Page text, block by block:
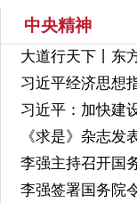
中央精神
大道行天下丨东
习近平经济思想
习近平：加快建
《求是》杂志发
李强主持召开国
李强签署国务院